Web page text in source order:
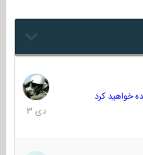
کرد
22
دی
1403